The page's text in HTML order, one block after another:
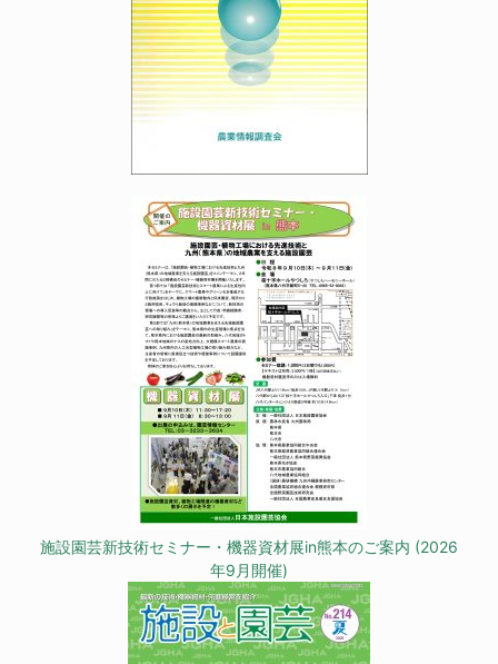
施設園芸新技術セミナー・機器資材展in熊本のご案内 (2026
年9月開催)